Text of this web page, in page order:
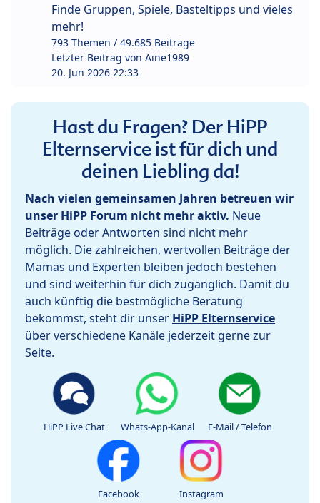
Finde Gruppen, Spiele, Basteltipps und vieles
mehr!
793 Themen / 49.685 Beiträge
Letzter Beitrag von Aine1989
20. Jun 2026 22:33
Hast du Fragen? Der HiPP
Elternservice ist für dich und
deinen Liebling da!
Nach vielen gemeinsamen Jahren betreuen wir
unser HiPP Forum nicht mehr aktiv. Neue
Beiträge oder Antworten sind nicht mehr
möglich. Die zahlreichen, wertvollen Beiträge der
Mamas und Experten bleiben jedoch bestehen
und sind weiterhin für dich zugänglich. Damit du
auch künftig die bestmögliche Beratung
bekommst, steht dir unser HiPP Elternservice
über verschiedene Kanäle jederzeit gerne zur
Seite.
HiPP Live Chat Whats-App-Kanal E-Mail / Telefon
Facebook Instagram